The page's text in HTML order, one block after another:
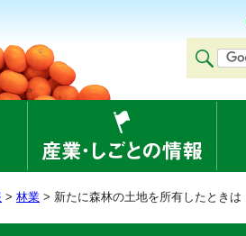
> 林業 > 新たに森林の土地を所有したときは